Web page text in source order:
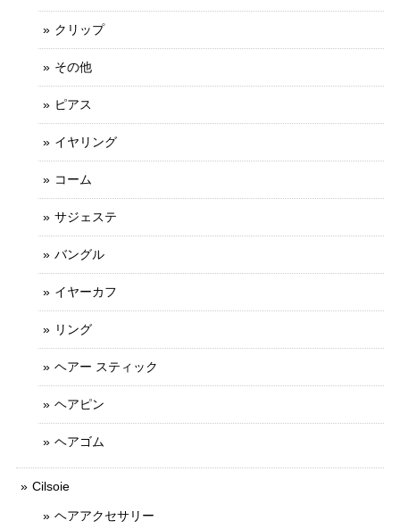
クリップ
その他
ピアス
イヤリング
コーム
サジェステ
バングル
イヤーカフ
リング
ヘアー スティック
ヘアピン
ヘアゴム
Cilsoie
ヘアアクセサリー